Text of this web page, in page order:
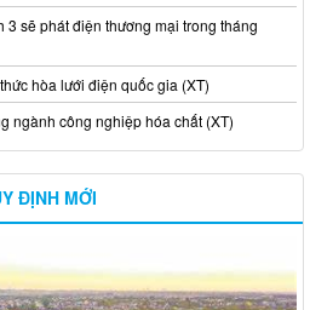
3 sẽ phát điện thương mại trong tháng
hòa lưới điện quốc gia (XT)
ngành công nghiệp hóa chất (XT)
ĐỊNH MỚI